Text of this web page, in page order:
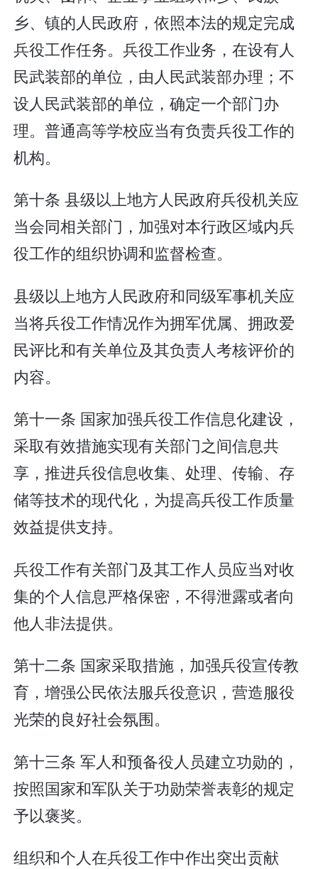
乡、镇的人民政府，依照本法的规定完成
兵役工作任务。兵役工作业务，在设有人
民武装部的单位，由人民武装部办理；不
设人民武装部的单位，确定一个部门办
理。普通高等学校应当有负责兵役工作的
机构。
第十条 县级以上地方人民政府兵役机关应
当会同相关部门，加强对本行政区域内兵
役工作的组织协调和监督检查。
县级以上地方人民政府和同级军事机关应
当将兵役工作情况作为拥军优属、拥政爱
民评比和有关单位及其负责人考核评价的
内容。
第十一条 国家加强兵役工作信息化建设，
采取有效措施实现有关部门之间信息共
享，推进兵役信息收集、处理、传输、存
储等技术的现代化，为提高兵役工作质量
效益提供支持。
兵役工作有关部门及其工作人员应当对收
集的个人信息严格保密，不得泄露或者向
他人非法提供。
第十二条 国家采取措施，加强兵役宣传教
育，增强公民依法服兵役意识，营造服役
光荣的良好社会氛围。
第十三条 军人和预备役人员建立功勋的，
按照国家和军队关于功勋荣誉表彰的规定
予以褒奖。
组织和个人在兵役工作中作出突出贡献